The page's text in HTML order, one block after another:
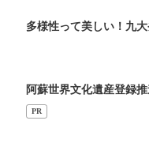
多様性って美しい！九
阿蘇世界文化遺産登録
PR